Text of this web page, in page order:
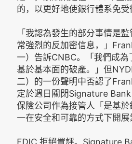
的，以更好地使銀行體系免受
「我認為發生的部分事情是
常強烈的反加密信息，」
一）告訴CNBC。「我們成為
基於基本面的破產。」但
二）的一份聲明中否認了
定於週日關閉Signature
保險公司作為接管人「是基於
一在安全和可靠的方式下開展
FDIC 拒絕置評。Signature